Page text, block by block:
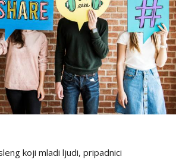
koji mladi ljudi, pripadnici